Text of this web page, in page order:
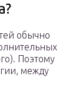
обычно
Поэтому
между